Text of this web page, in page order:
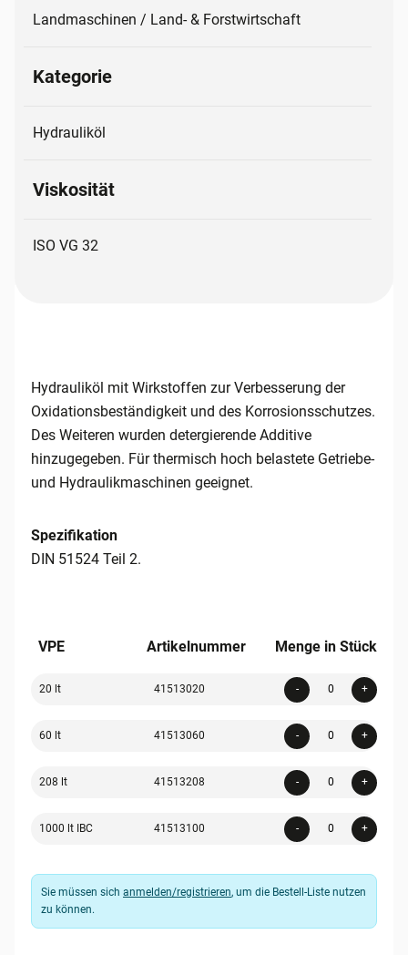
Landmaschinen / Land- & Forstwirtschaft
Kategorie
Hydrauliköl
Viskosität
ISO VG 32
Hydrauliköl mit Wirkstoffen zur Verbesserung der
Oxidationsbeständigkeit und des Korrosionsschutzes.
Des Weiteren wurden detergierende Additive
hinzugegeben. Für thermisch hoch belastete Getriebe-
und Hydraulikmaschinen geeignet.
Spezifikation
DIN 51524 Teil 2.
VPE Artikelnummer Menge in Stück
20 lt 41513020 - +
60 lt 41513060 - +
208 lt 41513208 - +
1000 lt IBC 41513100 - +
Sie müssen sich anmelden/registrieren, um die Bestell-Liste nutzen
zu können.